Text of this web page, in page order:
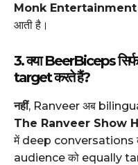
Monk
आती है।
3. क्या BeerBiceps
target करते हैं?
नहीं, Ranveer अब
The Ranveer Show
में deep conversations
audience को equally